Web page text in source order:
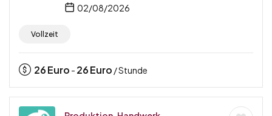
02/08/2026
Vollzeit
26Euro - 26Euro / Stunde